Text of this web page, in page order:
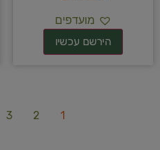
מועדפים
1
2
3